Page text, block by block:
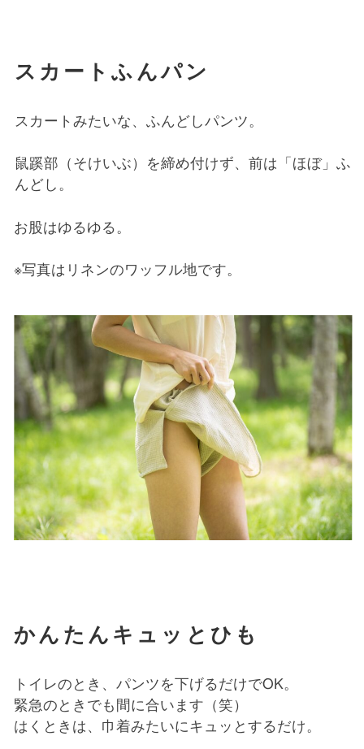
スカートふんパン
スカートみたいな、ふんどしパンツ。
鼠蹊部（そけいぶ）を締め付けず、前は「ほぼ」ふ
んどし。
お股はゆるゆる。
※写真はリネンのワッフル地です。
かんたんキュッとひも
トイレのとき、パンツを下げるだけでOK。
緊急のときでも間に合います（笑）
はくときは、巾着みたいにキュッとするだけ。